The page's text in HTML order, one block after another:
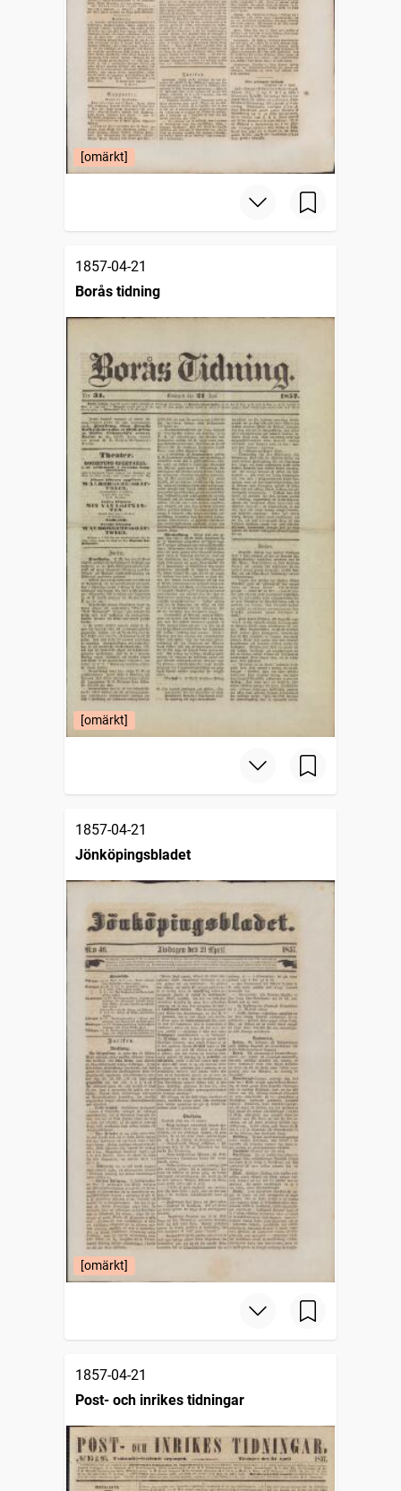
[omärkt]
1857-04-21
Borås tidning
[omärkt]
1857-04-21
Jönköpingsbladet
[omärkt]
1857-04-21
Post- och inrikes tidningar